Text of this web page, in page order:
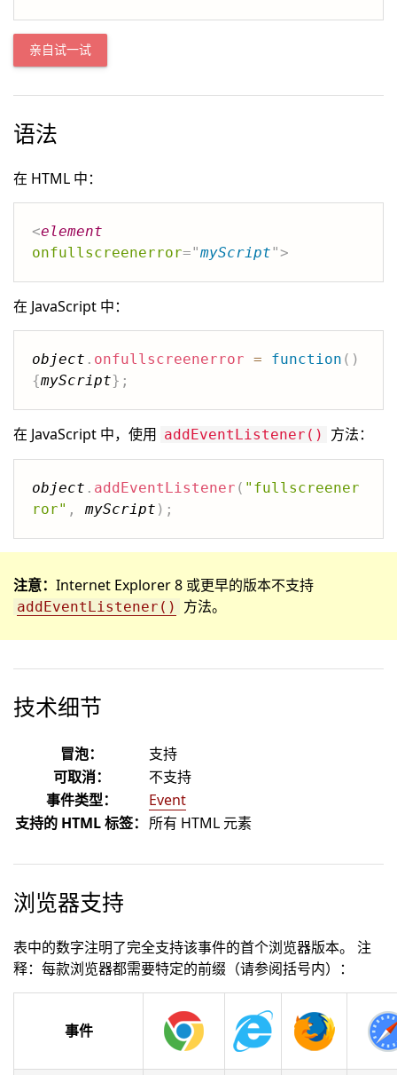
亲自试一试
语法
在 HTML 中：
<element
onfullscreenerror="myScript">
在 JavaScript 中：
object . onfullscreenerror = function ( )
{myScript} ;
在 JavaScript 中，使用 addEventListener() 方法：
object . addEventListener ( "fullscreener
ror" , myScript ) ;
注意： Internet Explorer 8 或更早的版本不支持
addEventListener() 方法。
技术细节
冒泡：
支持
可取消：
不支持
事件类型：
Event
支持的 HTML 标签： 所有 HTML 元素
浏览器支持
表中的数字注明了完全支持该事件的首个浏览器版本。 注
释：每款浏览器都需要特定的前缀（请参阅括号内）：
事件